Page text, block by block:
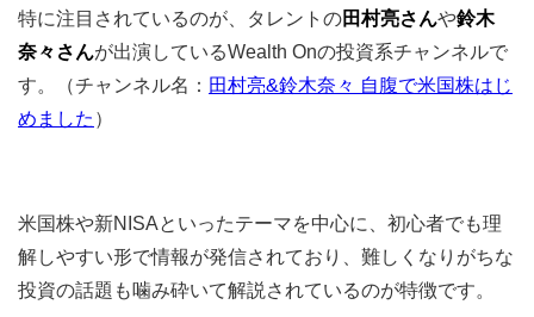
特に注目されているのが、タレントの田村亮さんや鈴木
奈々さんが出演しているWealth Onの投資系チャンネルで
す。（チャンネル名： 田村亮&鈴木奈々 自腹で米国株はじ
めました ）
米国株や新NISAといったテーマを中心に、初心者でも理
解しやすい形で情報が発信されており、難しくなりがちな
投資の話題も噛み砕いて解説されているのが特徴です。